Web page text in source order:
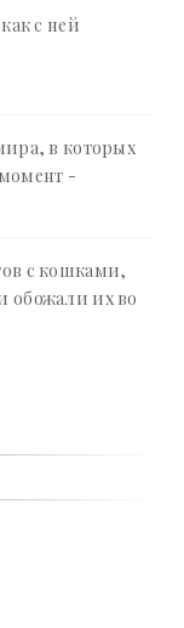
с ней
в которых
-
с кошками,
обожали их во